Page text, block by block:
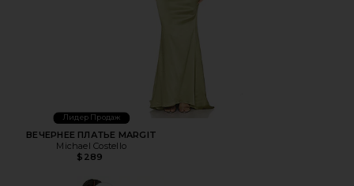
Лидер Продаж
ВЕЧЕРНЕЕ ПЛАТЬЕ MARGIT
Michael Costello
$289